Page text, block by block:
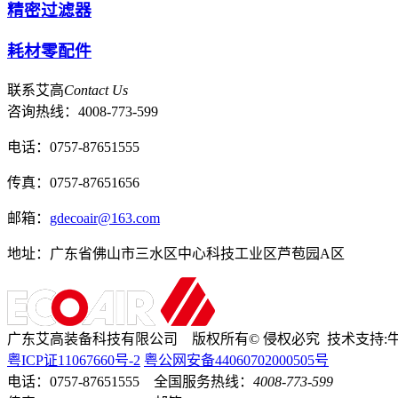
精密过滤器
耗材零配件
联系艾高Contact Us
咨询热线： 4008-773-599
电话：0757-87651555
传真：0757-87651656
邮箱： gdecoair@163.com
地址：广东省佛山市三水区中心科技工业区芦苞园A区
广东艾高装备科技有限公司 版权所有© 侵权必究 技术支持:
粤ICP证11067660号-2 粤公网安备44060702000505号
电话：0757-87651555 全国服务热线： 4008-773-599